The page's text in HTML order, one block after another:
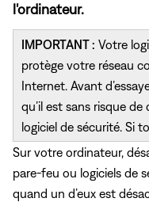
l'ordinateur.
IMPORTANT : Votre
protège votre réseau
Internet. Avant
qu’il est sans risque
logiciel de sécurité. Si
Sur votre ordinateur,
pare-feu ou logiciels de
quand un d’eux est